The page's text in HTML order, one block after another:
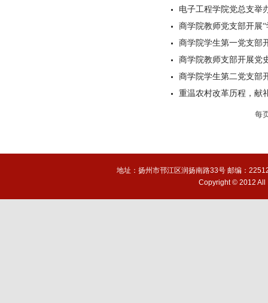
电子工程学院党总支举
商学院教师党支部开展
商学院学生第一党支部
商学院教师支部开展党
商学院学生第二党支部
重温农村改革历程，献
每
地址：扬州市邗江区润扬南路33号 邮编：
Copyright © 2012